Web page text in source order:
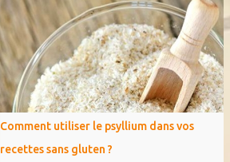
Comment utiliser le psyllium dans vos
recettes sans gluten ?